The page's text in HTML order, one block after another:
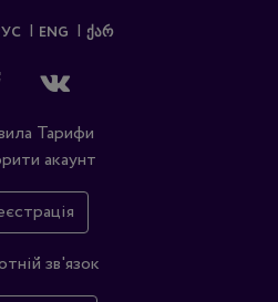
ENG ᲥᲐᲠ
Тарифи
акаунт
зв'язок